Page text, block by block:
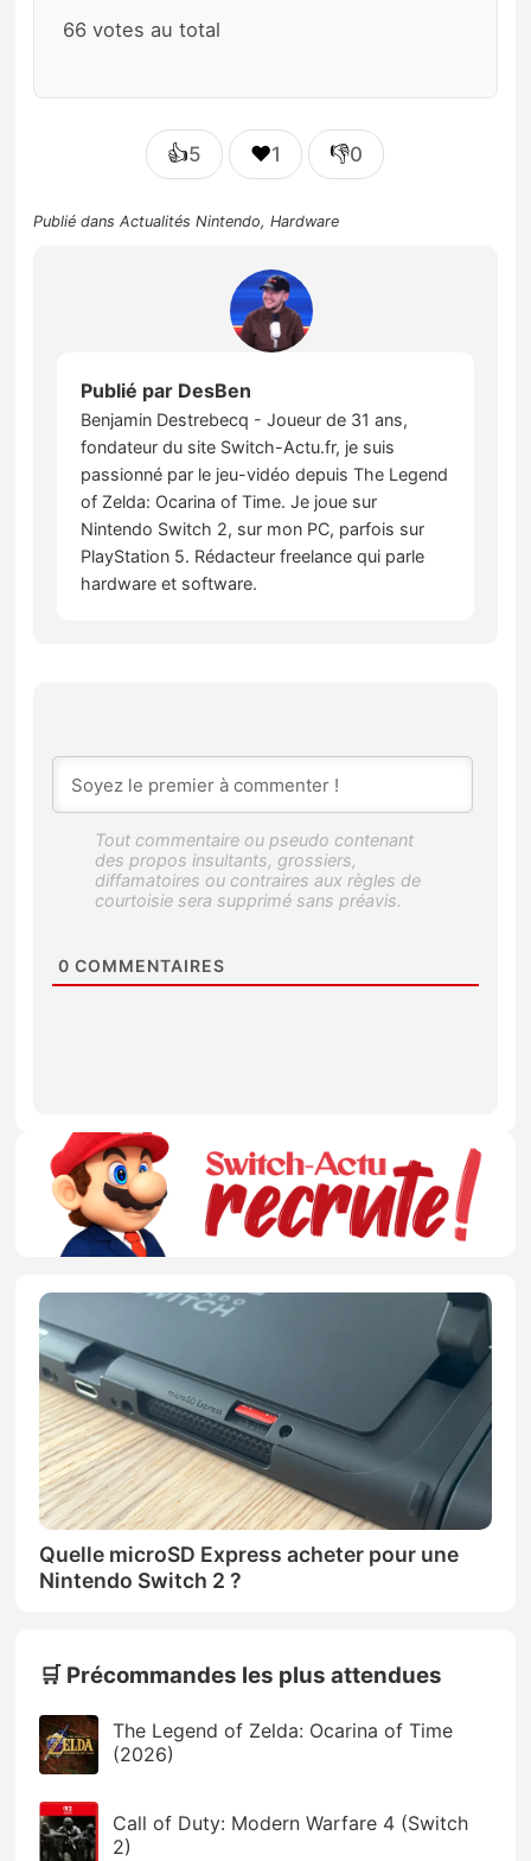
66 votes au total
👍5 ❤️1 👎0
Publié dansActualités Nintendo,Hardware
Publié par DesBen
Benjamin Destrebecq - Joueur de 31 ans,
fondateur du site Switch-Actu.fr, je suis
passionné par le jeu-vidéo depuis The Legend
of Zelda: Ocarina of Time. Je joue sur
Nintendo Switch 2, sur mon PC, parfois sur
PlayStation 5. Rédacteur freelance qui parle
hardware et software.
0 COMMENTAIRES
Quelle microSD Express acheter pour une
Nintendo Switch 2 ?
🛒 Précommandes les plus attendues
The Legend of Zelda: Ocarina of Time
(2026)
Call of Duty: Modern Warfare 4 (Switch
2)